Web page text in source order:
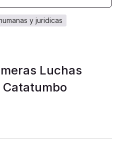
y juridicas
Luchas
Catatumbo